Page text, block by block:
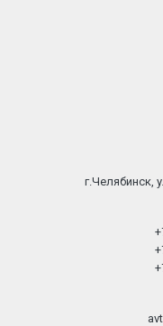
г.Челябинск,